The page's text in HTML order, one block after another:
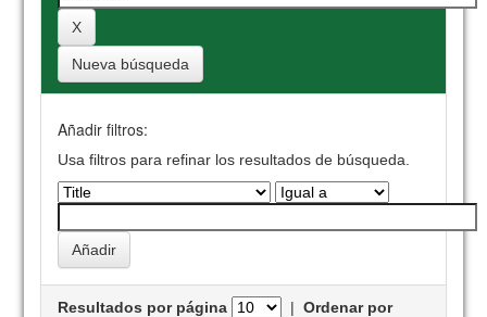
Nueva búsqueda
Añadir filtros:
Usa filtros para refinar los resultados de búsqueda.
Resultados por página |Ordenar por